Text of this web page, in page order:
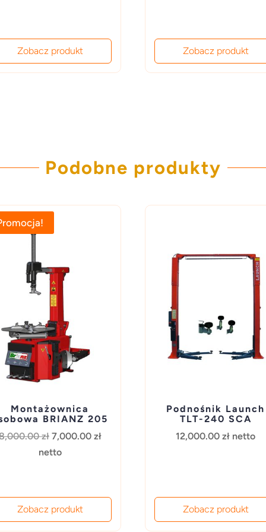
Zobacz produkt Zobacz produkt
Podobne produkty
Montażownica
BRIANZ 205
zł Pierwotna
cena
7,000.00 złAktualna
netto
Zobacz produkt
Podnośnik Launch
TLT-240 SCA
12,000.00zł netto
Zobacz produkt